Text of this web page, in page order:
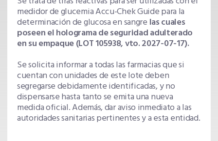
medidor de glucemia Accu-Chek Guide para la
determinación de glucosa en sangre las cuales
poseen el holograma de seguridad adulterado
en su empaque (LOT 105938, vto. 2027-07-17).
Se solicita informar a todas las farmacias que si
cuentan con unidades de este lote deben
segregarse debidamente identificadas, y no
dispensarse hasta tanto se emita una nueva
medida oficial. Además, dar aviso inmediato a las
autoridades sanitarias pertinentes y a esta entidad.